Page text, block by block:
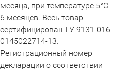
месяца, при температуре 5°С -
6 месяцев. Весь товар
сертифицирован ТУ 9131-016-
0145022714-13.
Регистрационный номер
декларации о соответствии